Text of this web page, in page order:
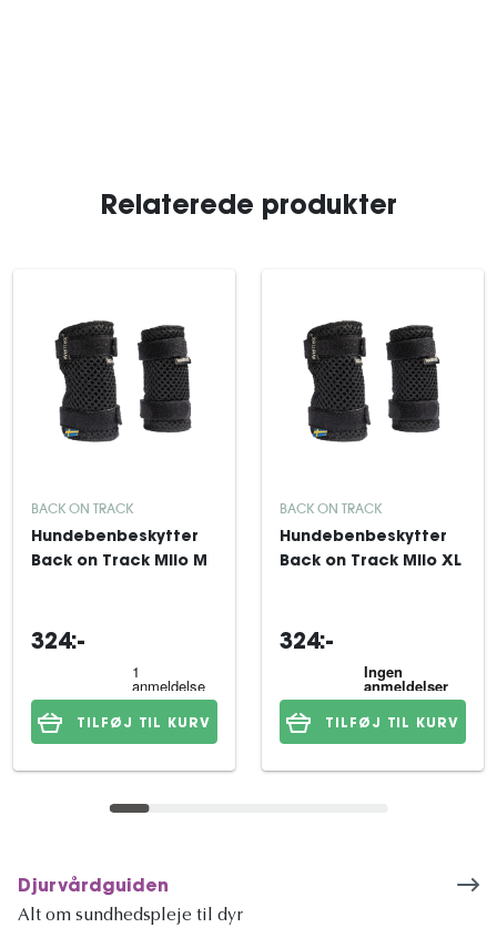
Relaterede produkter
BACK ON TRACK
Hundebenbeskytter
Back on Track Milo M
324:-
TILFØJ TIL KURV
BACK ON TRACK
Hundebenbeskytter
Back on Track Milo XL
324:-
TILFØJ TIL KURV
Djurvårdguiden
Alt om sundhedspleje til dyr